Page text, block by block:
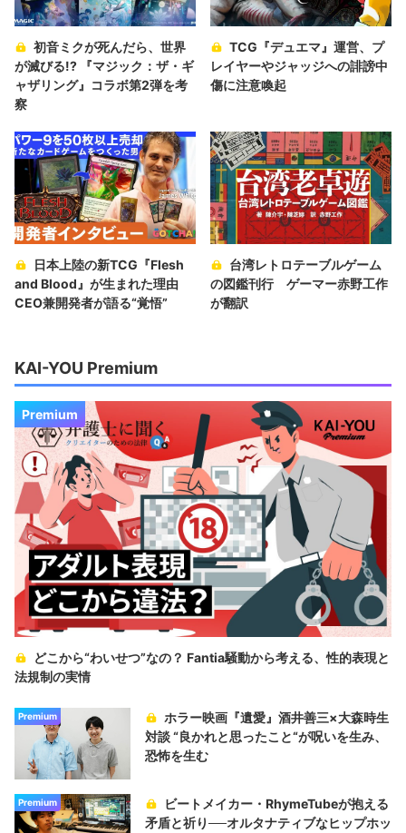
初音ミクが死んだら、世界
が滅びる!? 『マジック：ザ・ギ
ャザリング』コラボ第2弾を考
察
TCG『デュエマ』運営、プ
レイヤーやジャッジへの誹謗中
傷に注意喚起
日本上陸の新TCG『Flesh
and Blood』が生まれた理由
CEO兼開発者が語る“覚悟”
台湾レトロテーブルゲーム
の図鑑刊行 ゲーマー赤野工作
が翻訳
KAI-YOU Premium
Premium
どこから“わいせつ”なの？ Fantia騒動から考える、性的表現と
法規制の実情
Premium
ホラー映画『遺愛』酒井善三×大森時生
対談 “良かれと思ったこと“が呪いを生み、
恐怖を生む
Premium
ビートメイカー・RhymeTubeが抱える
矛盾と祈り──オルタナティブなヒップホッ